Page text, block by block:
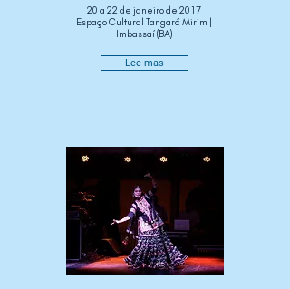
20 a 22 de janeiro de 2017
Espaço Cultural Tangará Mirim |
Imbassaí (BA)
Lee mas